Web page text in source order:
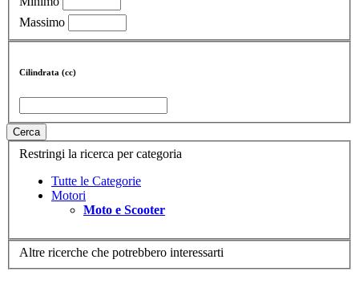
Massimo
Cilindrata (cc)
Cerca
Restringi la ricerca per categoria
Tutte le Categorie
Motori
Moto e Scooter
Altre ricerche che potrebbero interessarti